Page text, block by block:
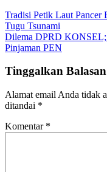
Navigasi
pos
Tradisi Petik Laut Pancer
Tugu Tsunami
Dilema DPRD KONSEL;
Pinjaman PEN
Tinggalkan Balasan
Alamat email Anda tidak
ditandai *
Komentar *